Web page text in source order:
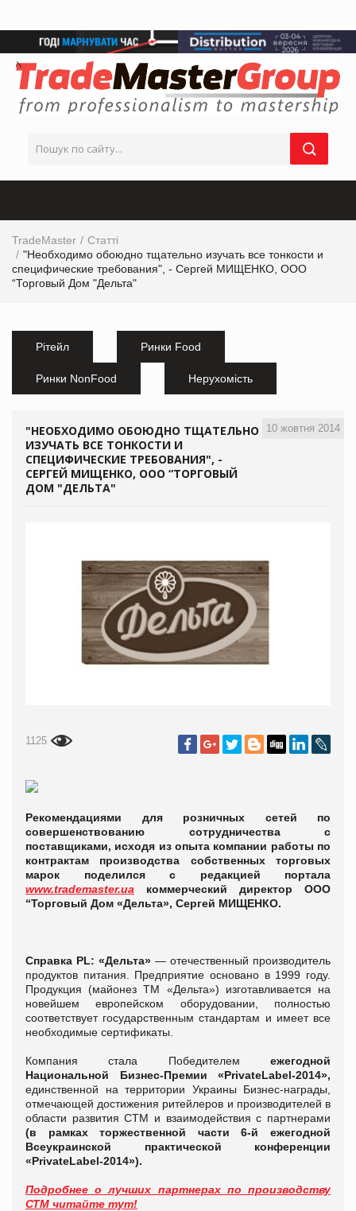
TradeMaster
Статті
"Необходимо обоюдно тщательно изучать все тонкости и
специфические требования", - Сергей МИЩЕНКО, ООО
“Торговый Дом "Дельта"
Рітейл Ринки Food
Ринки NonFood Нерухомість
10 жовтня 2014
"НЕОБХОДИМО ОБОЮДНО ТЩАТЕЛЬНО
ИЗУЧАТЬ ВСЕ ТОНКОСТИ И
СПЕЦИФИЧЕСКИЕ ТРЕБОВАНИЯ", -
СЕРГЕЙ МИЩЕНКО, ООО “ТОРГОВЫЙ
ДОМ "ДЕЛЬТА"
1125
Рекомендациями для розничных сетей по
совершенствованию сотрудничества с
поставщиками, исходя из опыта компании работы по
контрактам производства собственных торговых
марок поделился с редакцией портала
www.trademaster.ua коммерческий директор ООО
“Торговый Дом «Дельта», Сергей МИЩЕНКО.
Справка PL: «Дельта» — отечественный производитель
продуктов питания. Предприятие основано в 1999 году.
Продукция (майонез ТМ «Дельта») изготавливается на
новейшем европейском оборудовании, полностью
соответствует государственным стандартам и имеет все
необходимые сертификаты.
Компания стала Победителем ежегодной
Национальной Бизнес-Премии «PrivateLabel-2014»,
единственной на территории Украины Бизнес-награды,
отмечающей достижения ритейлеров и производителей в
области развития СТМ и взаимодействия с партнерами
(в рамках торжественной части 6-й ежегодной
Всеукраинской практической конференции
«PrivateLabel-2014»).
Подробнее о лучших партнерах по производству
СТМ читайте тут!